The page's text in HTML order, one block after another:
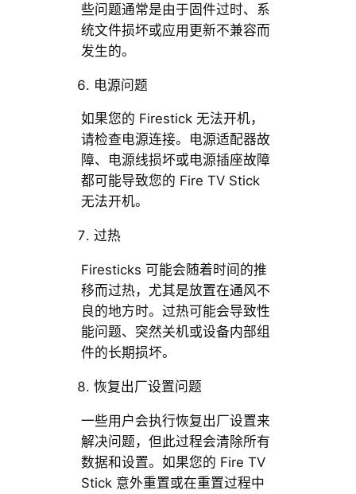
些问题通常是由于固件过时、系
统文件损坏或应用更新不兼容而
发生的。
电源问题
如果您的 Firestick 无法开机，
请检查电源连接。电源适配器故
障、电源线损坏或电源插座故障
都可能导致您的 Fire TV Stick
无法开机。
过热
Firesticks 可能会随着时间的推
移而过热，尤其是放置在通风不
良的地方时。过热可能会导致性
能问题、突然关机或设备内部组
件的长期损坏。
恢复出厂设置问题
一些用户会执行恢复出厂设置来
解决问题，但此过程会清除所有
数据和设置。如果您的 Fire TV
Stick 意外重置或在重置过程中